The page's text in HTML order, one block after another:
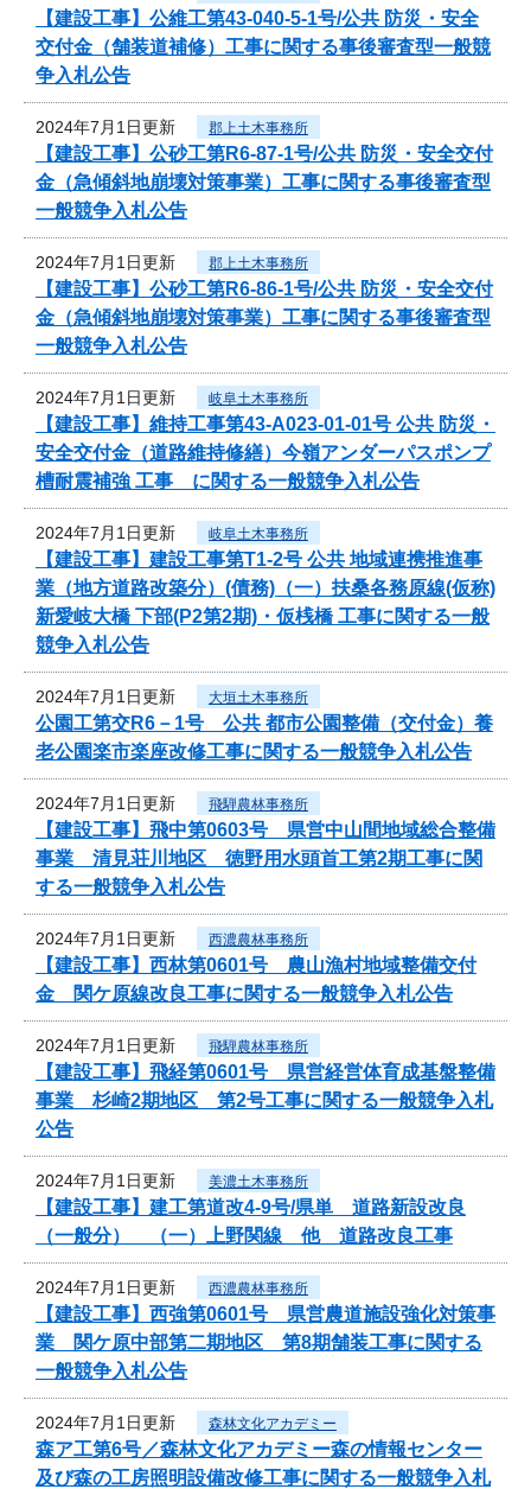
【建設工事】公維工第43-040-5-1号/公共 防災・安全
交付金（舗装道補修）工事に関する事後審査型一般競
争入札公告
2024年7月1日更新 郡上土木事務所
【建設工事】公砂工第R6-87-1号/公共 防災・安全交付
金（急傾斜地崩壊対策事業）工事に関する事後審査型
一般競争入札公告
2024年7月1日更新 郡上土木事務所
【建設工事】公砂工第R6-86-1号/公共 防災・安全交付
金（急傾斜地崩壊対策事業）工事に関する事後審査型
一般競争入札公告
2024年7月1日更新 岐阜土木事務所
【建設工事】維持工事第43-A023-01-01号 公共 防災・
安全交付金（道路維持修繕）今嶺アンダーパスポンプ
槽耐震補強 工事 に関する一般競争入札公告
2024年7月1日更新 岐阜土木事務所
【建設工事】建設工事第T1-2号 公共 地域連携推進事
業（地方道路改築分）(債務)（一）扶桑各務原線(仮称)
新愛岐大橋 下部(P2第2期)・仮桟橋 工事に関する一般
競争入札公告
2024年7月1日更新 大垣土木事務所
公園工第交R6－1号 公共 都市公園整備（交付金）養
老公園楽市楽座改修工事に関する一般競争入札公告
2024年7月1日更新 飛騨農林事務所
【建設工事】飛中第0603号 県営中山間地域総合整備
事業 清見荘川地区 徳野用水頭首工第2期工事に関
する一般競争入札公告
2024年7月1日更新 西濃農林事務所
【建設工事】西林第0601号 農山漁村地域整備交付
金 関ケ原線改良工事に関する一般競争入札公告
2024年7月1日更新 飛騨農林事務所
【建設工事】飛経第0601号 県営経営体育成基盤整備
事業 杉崎2期地区 第2号工事に関する一般競争入札
公告
2024年7月1日更新 美濃土木事務所
【建設工事】建工第道改4-9号/県単 道路新設改良
（一般分） （一）上野関線 他 道路改良工事
2024年7月1日更新 西濃農林事務所
【建設工事】西強第0601号 県営農道施設強化対策事
業 関ケ原中部第二期地区 第8期舗装工事に関する
一般競争入札公告
2024年7月1日更新 森林文化アカデミー
森ア工第6号／森林文化アカデミー森の情報センター
及び森の工房照明設備改修工事に関する一般競争入札